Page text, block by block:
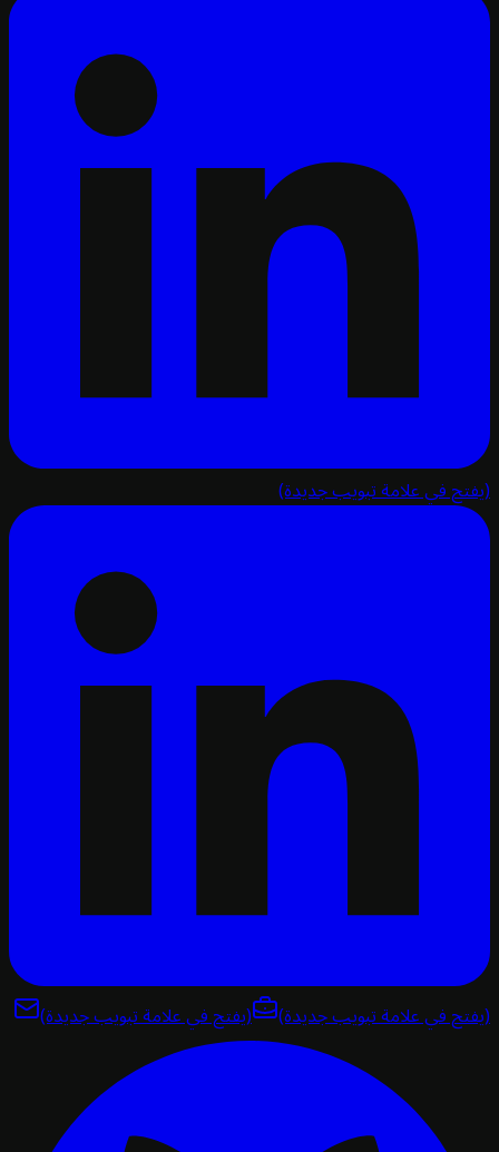
في علامة تبويب جديدة)
في علامة تبويب جديدة) (يفتح في علامة تبويب جديدة)